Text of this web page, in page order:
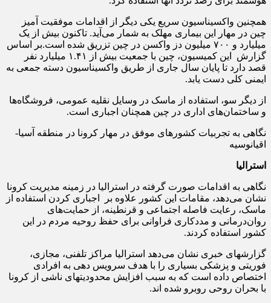
همچنین واکسیناسیون سریع یکی دیگر از اقدامات موفقیت آمیز
چین در مهار این بیماری مهلک به شمار می‌آید. تاکنون بیش از یک
میلیارد و ۷۰۰ میلیون دز واکسن در چین تزریق شده است.بر اساس
گزارش این کمیسیون، چین با جمعیت بیش از ۱.۴۱ میلیارد نفر
قصد دارد تا پایان سال جاری از طریق واکسیناسیون دسته جمعی به
ایمنی کلی دست یابد.
از دیگر سو، استفاده از ماسک در وسایل نقلیه عمومی، فروشگاه‌ها
و ساختمان‌های اداری در چین همچنان اجباری است.
نگاهی به تجربیات کشورهای موفق در مهار کرونا در منطقه آسیا-
اقیانوسیه
استرالیا
نگاهی به اقدامات صورت گرفته در استرالیا در زمینه مدیریت کرونا
نشان می‌دهد، مقامات این کشور علاوه بر اجباری کردن استفاده از
ماسک، رعایت فاصله اجتماعی و قرنطینه، از حمایت‌های
روان‌درمانی و مددکاری فراوانی برای حفظ روحیه مردم در این
کشور استفاده کردند.
گزارشهای خبری نشان می‌دهد استرالیا مراکز تلفنی، مجازی،
فوریتی و پزشکی بسیاری را با هدف سرویس دهی به افرادی
اختصاص داده است که به سبب افزایش محدودیتهای ناشی از کرونا
با بحران روحی روبرو شده اند.